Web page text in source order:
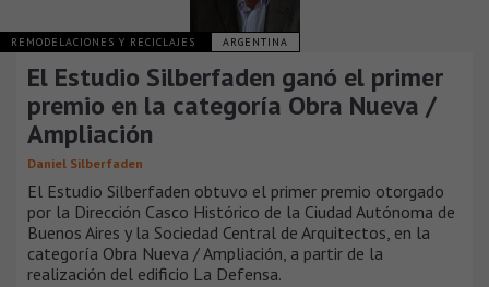
REMODELACIONES Y RECICLAJES ARGENTINA
El Estudio Silberfaden ganó el primer
premio en la categoría Obra Nueva /
Ampliación
Daniel Silberfaden
El Estudio Silberfaden obtuvo el primer premio otorgado
por la Dirección Casco Histórico de la Ciudad Autónoma de
Buenos Aires y la Sociedad Central de Arquitectos, en la
categoría Obra Nueva / Ampliación, a partir de la
realización del edificio La Defensa.